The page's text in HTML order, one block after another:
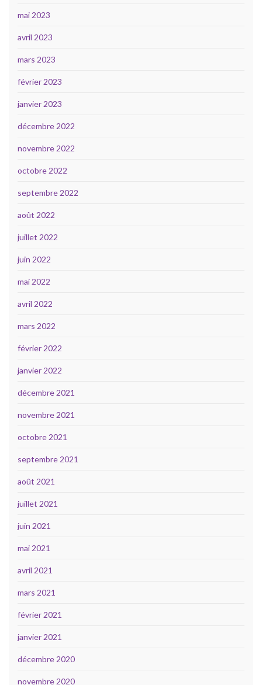
mai 2023
avril 2023
mars 2023
février 2023
janvier 2023
décembre 2022
novembre 2022
octobre 2022
septembre 2022
août 2022
juillet 2022
juin 2022
mai 2022
avril 2022
mars 2022
février 2022
janvier 2022
décembre 2021
novembre 2021
octobre 2021
septembre 2021
août 2021
juillet 2021
juin 2021
mai 2021
avril 2021
mars 2021
février 2021
janvier 2021
décembre 2020
novembre 2020